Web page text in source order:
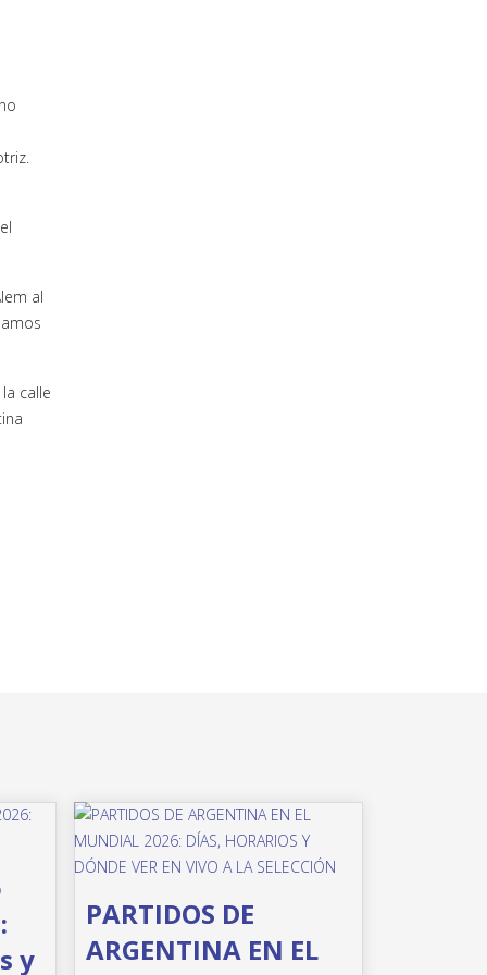
al
calle
y
PARTIDOS DE
ARGENTINA EN EL